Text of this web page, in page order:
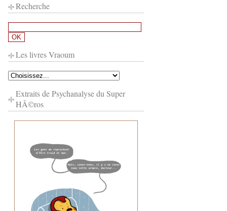
Recherche
Les livres Vraoum
Extraits de Psychanalyse du Super
HÃ©ros